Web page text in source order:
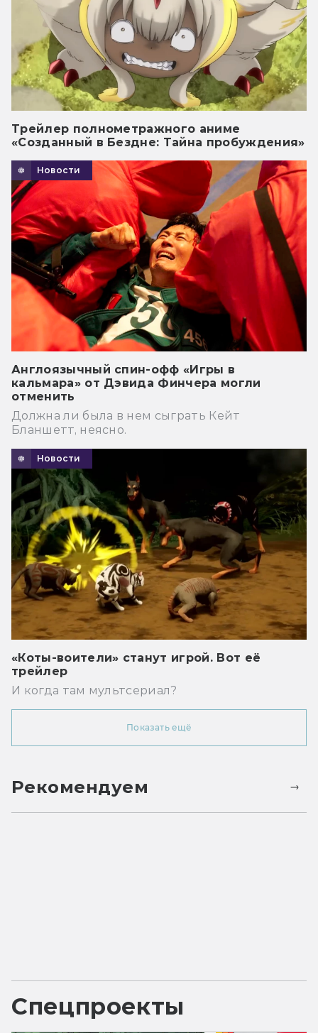
Трейлер полнометражного аниме
«Созданный в Бездне: Тайна пробуждения»
Новости
Англоязычный спин-офф «Игры в
кальмара» от Дэвида Финчера могли
отменить
Должна ли была в нем сыграть Кейт
Бланшетт, неясно.
Новости
«Коты-воители» станут игрой. Вот её
трейлер
И когда там мультсериал?
Показать ещё
Рекомендуем
Спецпроекты